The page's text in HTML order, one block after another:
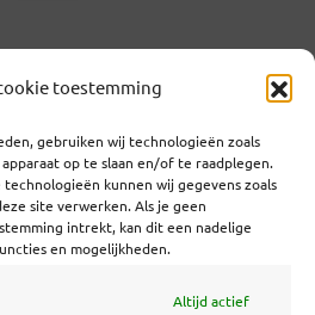
toestemming
gebruiken wij technologieën zoals
op te slaan en/of te raadplegen.
kunnen wij gegevens zoals
site verwerken. Als je geen
intrekt, kan dit een nadelige
en mogelijkheden.
Altijd actief
AI-
HAAR
KANS
3 WEKEN GELEDEN